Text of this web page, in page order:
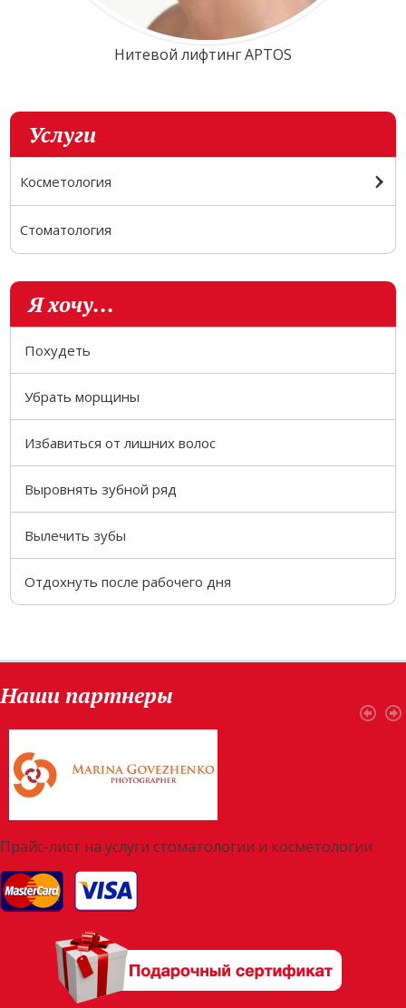
Нитевой лифтинг APTOS
Услуги
Косметология
Стоматология
Я хочу...
Похудеть
Убрать морщины
Избавиться от лишних волос
Выровнять зубной ряд
Вылечить зубы
Отдохнуть после рабочего дня
Наши партнеры
Прайс-лист на услуги стоматологии и косметологии